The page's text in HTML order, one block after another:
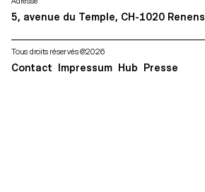
5, avenue du Temple, CH-1020 Renens
Tous droits réservés @2026
Contact Impressum Hub Presse